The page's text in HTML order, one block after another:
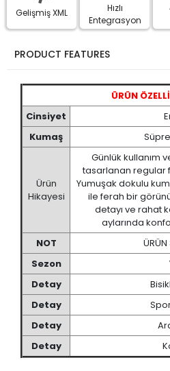
Gelişmiş XML
Hızlı
Entegrasyon
PRODUCT FEATURES
ÜRÜN
Cinsiyet
Kumaş
Ürün
Hikayesi
Günlük kullanım
tasarlanan regular
Yumuşak dokulu
ile ferah bir
detayı ve rahat
aylarında
NOT
ÜRÜN
Sezon
Detay
Detay
Detay
Detay